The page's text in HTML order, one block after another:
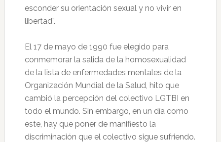
esconder su orientación sexual y no vivir en
libertad”.
El 17 de mayo de 1990 fue elegido para
conmemorar la salida de la homosexualidad
de la lista de enfermedades mentales de la
Organización Mundial de la Salud, hito que
cambió la percepción del colectivo LGTBI en
todo el mundo. Sin embargo, en un día como
este, hay que poner de manifiesto la
discriminación que el colectivo sigue sufriendo.